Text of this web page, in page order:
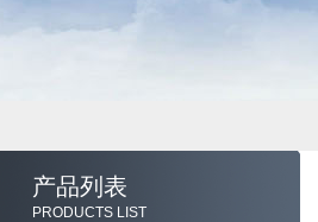
产品列表
PRODUCTS LIST